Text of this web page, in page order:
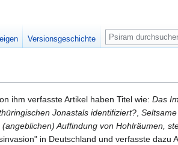
ihm verfasste Artikel haben Titel wie: Das
Jonastals identifiziert?,
Auffindung von Hohlräumen,
in Deutschland und verfasste dazu
Versionsgeschichte
Suche